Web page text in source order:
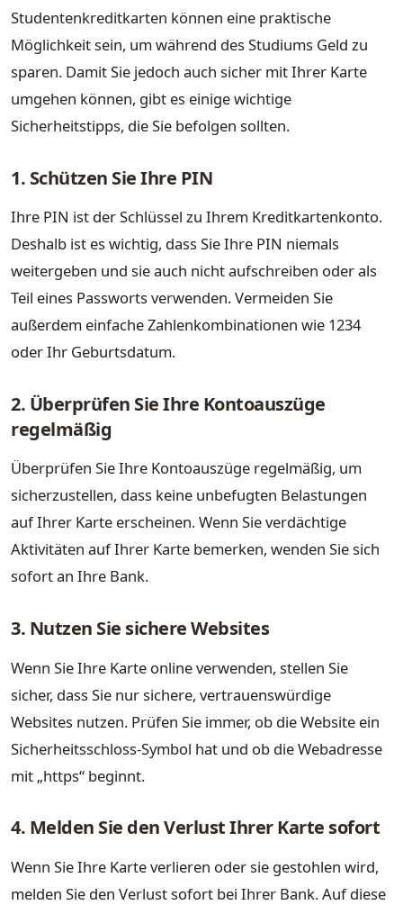
Studentenkreditkarten können eine praktische
Möglichkeit sein, um während des Studiums Geld zu
sparen. Damit Sie jedoch auch sicher mit Ihrer Karte
umgehen können, gibt es einige wichtige
Sicherheitstipps, die Sie befolgen sollten.
1. Schützen Sie Ihre PIN
Ihre PIN ist der Schlüssel zu Ihrem Kreditkartenkonto.
Deshalb ist es wichtig, dass Sie Ihre PIN niemals
weitergeben und sie auch nicht aufschreiben oder als
Teil eines Passworts verwenden. Vermeiden Sie
außerdem einfache Zahlenkombinationen wie 1234
oder Ihr Geburtsdatum.
2. Überprüfen Sie Ihre Kontoauszüge
regelmäßig
Überprüfen Sie Ihre Kontoauszüge regelmäßig, um
sicherzustellen, dass keine unbefugten Belastungen
auf Ihrer Karte erscheinen. Wenn Sie verdächtige
Aktivitäten auf Ihrer Karte bemerken, wenden Sie sich
sofort an Ihre Bank.
3. Nutzen Sie sichere Websites
Wenn Sie Ihre Karte online verwenden, stellen Sie
sicher, dass Sie nur sichere, vertrauenswürdige
Websites nutzen. Prüfen Sie immer, ob die Website ein
Sicherheitsschloss-Symbol hat und ob die Webadresse
mit „https“ beginnt.
4. Melden Sie den Verlust Ihrer Karte sofort
Wenn Sie Ihre Karte verlieren oder sie gestohlen wird,
melden Sie den Verlust sofort bei Ihrer Bank. Auf diese